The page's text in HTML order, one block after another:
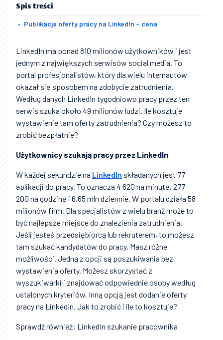
Spis treści
Publikacja oferty pracy na LinkedIn – cena
LinkedIn ma ponad 810 milionów użytkowników i jest
jednym z największych serwisów social media. To
portal profesjonalistów, który dla wielu internautów
okazał się sposobem na zdobycie zatrudnienia.
Według danych LinkedIn tygodniowo pracy przez ten
serwis szuka około 49 milionów ludzi. Ile kosztuje
wystawienie tam oferty zatrudnienia? Czy możesz to
zrobić bezpłatnie?
Użytkownicy szukają pracy przez LinkedIn
W każdej sekundzie na LinkedIn składanych jest 77
aplikacji do pracy. To oznacza 4 620 na minutę, 277
200 na godzinę i 6,65 mln dziennie. W portalu działa 58
milionów firm. Dla specjalistów z wielu branż może to
być najlepsze miejsce do znalezienia zatrudnienia.
Jeśli jesteś przedsiębiorcą lub rekruterem, to możesz
tam szukać kandydatów do pracy. Masz różne
możliwości. Jedną z opcji są poszukiwania bez
wystawienia oferty. Możesz skorzystać z
wyszukiwarki i znajdować odpowiednie osoby według
ustalonych kryteriów. Inną opcją jest dodanie oferty
pracy na LinkedIn. Jak to zrobić i ile to kosztuje?
Sprawdź również: LinkedIn szukanie pracownika